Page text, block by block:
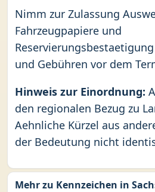
Nimm zur Zulassung
Fahrzeugpapiere und
und Gebühren vor dem
Hinweis zur Einordnung:
den regionalen Bezug zu
Aehnliche Kürzel aus
der Bedeutung nicht
Mehr zu Kennzeichen in